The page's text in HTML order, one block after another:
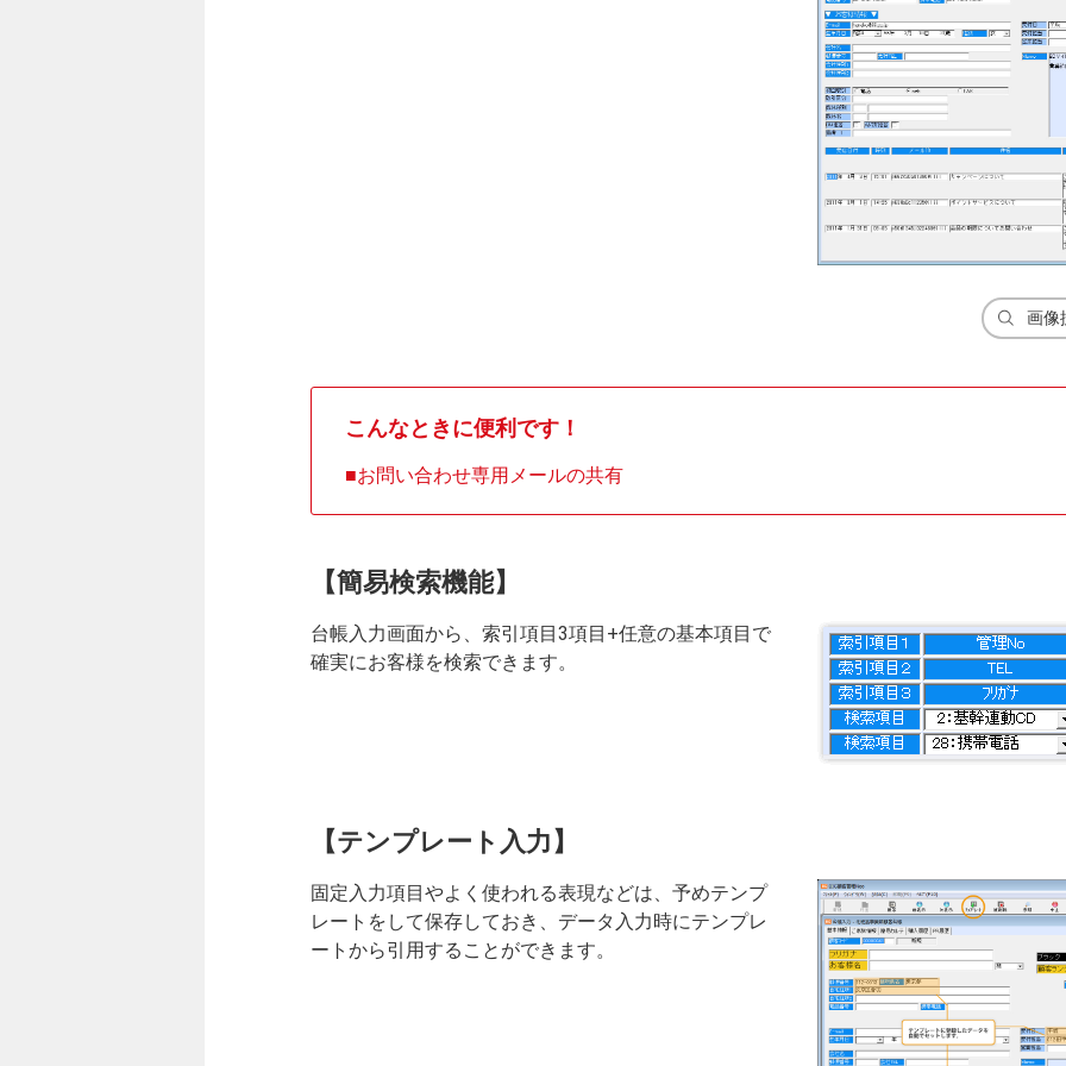
画像
こんなときに便利です！
お問い合わせ専用メールの共有
【簡易検索機能】
台帳入力画面から、索引項目3項目+任意の基本項目で
確実にお客様を検索できます。
【テンプレート入力】
固定入力項目やよく使われる表現などは、予めテンプ
レートをして保存しておき、データ入力時にテンプレ
ートから引用することができます。